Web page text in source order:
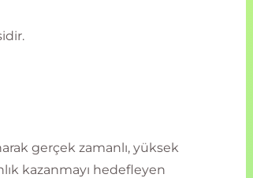
gerçek zamanlı, yüksek
kazanmayı hedefleyen